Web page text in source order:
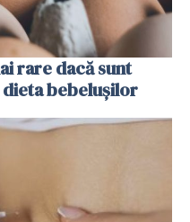
rare dacă sunt
bebelușilor